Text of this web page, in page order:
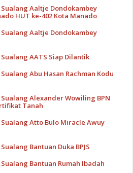
Aaltje Dondokambey
HUT ke-402 Kota Manado
Aaltje Dondokambey
AATS Siap Dilantik
Abu Hasan Rachman Kodu
Alexander Wowiling BPN
Tanah
Atto Bulo Miracle Awuy
Bantuan Duka BPJS
Bantuan Rumah Ibadah